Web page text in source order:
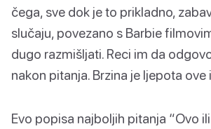
čega, sve dok je to prikladno,
slučaju, povezano s Barbie
dugo razmišljati. Reci im da
nakon pitanja. Brzina je ljepota ove
Evo popisa najboljih pitanja “Ovo